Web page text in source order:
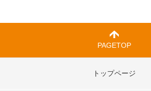
PAGETOP
トップページ